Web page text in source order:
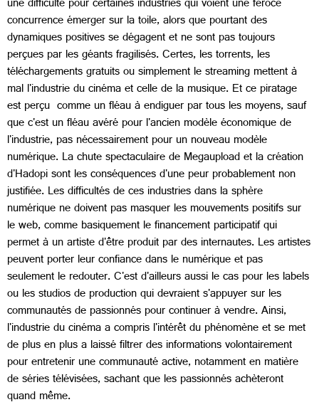
concurrence émerger sur la toile, alors que pourtant des
dynamiques positives se dégagent et ne sont pas toujours
perçues par les géants fragilisés. Certes, les torrents, les
téléchargements gratuits ou simplement le streaming mettent à
mal l'industrie du cinéma et celle de la musique. Et ce piratage
est perçu comme un fléau à endiguer par tous les moyens, sauf
que c'est un fléau avéré pour l'ancien modèle économique de
l'industrie, pas nécessairement pour un nouveau modèle
numérique. La chute spectaculaire de Megaupload et la création
d'Hadopi sont les conséquences d'une peur probablement non
justifiée. Les difficultés de ces industries dans la sphère
numérique ne doivent pas masquer les mouvements positifs sur
le web, comme basiquement le financement participatif qui
permet à un artiste d'être produit par des internautes. Les artistes
peuvent porter leur confiance dans le numérique et pas
seulement le redouter. C'est d'ailleurs aussi le cas pour les labels
ou les studios de production qui devraient s'appuyer sur les
communautés de passionnés pour continuer à vendre. Ainsi,
l'industrie du cinéma a compris l'intérêt du phénomène et se met
de plus en plus a laissé filtrer des informations volontairement
pour entretenir une communauté active, notamment en matière
de séries télévisées, sachant que les passionnés achèteront
quand même.